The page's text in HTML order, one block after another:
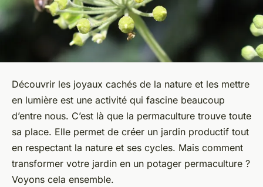
Découvrir les joyaux cachés de la nature et les mettre
en lumière est une activité qui fascine beaucoup
d’entre nous. C’est là que la permaculture trouve toute
sa place. Elle permet de créer un jardin productif tout
en respectant la nature et ses cycles. Mais comment
transformer votre jardin en un potager permaculture ?
Voyons cela ensemble.